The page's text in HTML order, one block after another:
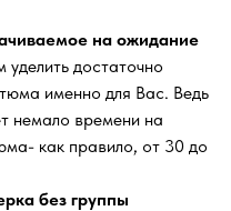
на ожидание
уделить достаточно
именно для Вас. Ведь
немало времени на
как правило, от 30 до
без группы